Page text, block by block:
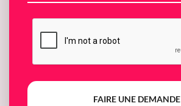
FAIRE UNE DEMANDE